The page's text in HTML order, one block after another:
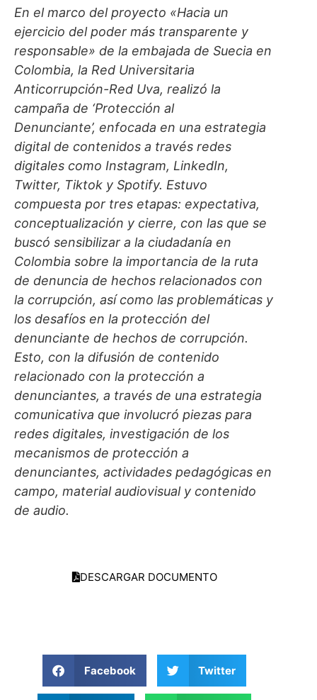
En el marco del proyecto «Hacia un
ejercicio del poder más transparente y
responsable» de la embajada de Suecia en
Colombia, la Red Universitaria
Anticorrupción-Red Uva, realizó la
campaña de ‘Protección al
Denunciante’, enfocada en una estrategia
digital de contenidos a través redes
digitales como Instagram, LinkedIn,
Twitter, Tiktok y Spotify. Estuvo
compuesta por tres etapas: expectativa,
conceptualización y cierre, con las que se
buscó sensibilizar a la ciudadanía en
Colombia sobre la importancia de la ruta
de denuncia de hechos relacionados con
la corrupción, así como las problemáticas y
los desafíos en la protección del
denunciante de hechos de corrupción.
Esto, con la difusión de contenido
relacionado con la protección a
denunciantes, a través de una estrategia
comunicativa que involucró piezas para
redes digitales, investigación de los
mecanismos de protección a
denunciantes, actividades pedagógicas en
campo, material audiovisual y contenido
de audio.
DESCARGAR DOCUMENTO
Facebook Twitter